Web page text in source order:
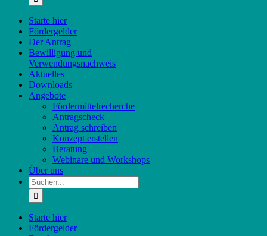
Starte hier
Fördergelder
Der Antrag
Bewilligung und
Verwendungsnachweis
Aktuelles
Downloads
Angebote
Fördermittelrecherche
Antragscheck
Antrag schreiben
Konzept erstellen
Beratung
Webinare und Workshops
Über uns
Suche
nach:
Starte hier
Fördergelder